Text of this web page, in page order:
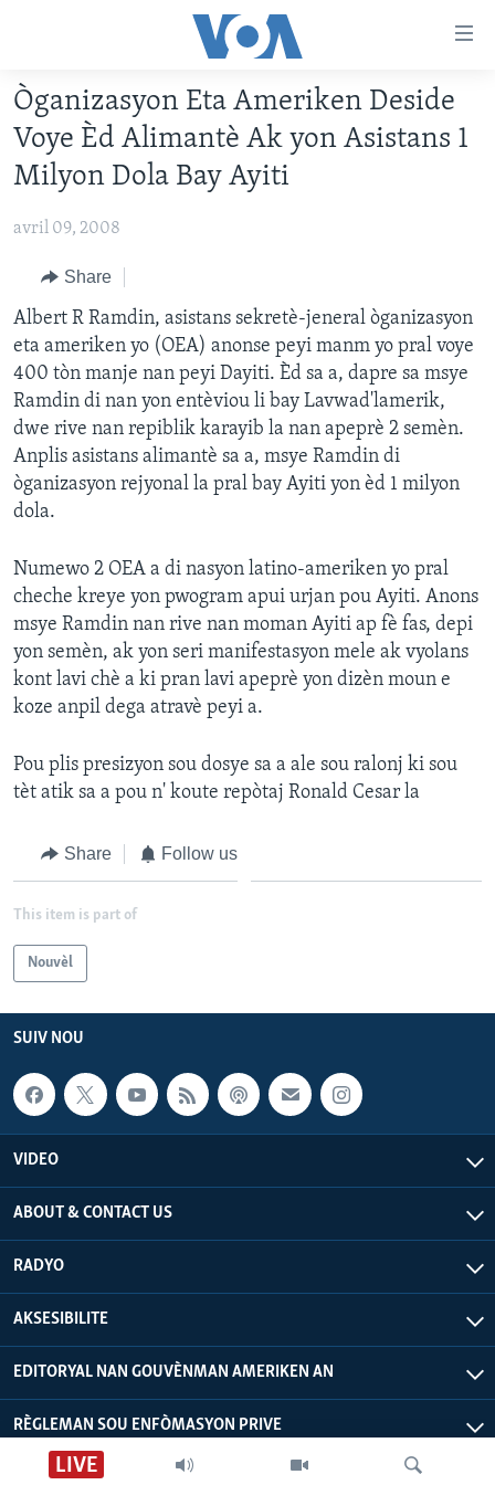
Skip
main
content
to
Navigation
Skip
Search
AYITI
LÈZETAZINI
AMERIK LATIN
ENTÈNASYONAL
VIDEO
FLASHPOINT IKRÈN
Learning English
SUIV NOU
LIVE
Òganizasyon Eta Ameriken Deside
Voye Èd Alimantè Ak yon Asistans 1
Milyon Dola Bay Ayiti
avril 09, 2008
Share
Albert R Ramdin, asistans sekretè-jeneral òganizasyon
eta ameriken yo (OEA) anonse peyi manm yo pral voye
400 tòn manje nan peyi Dayiti. Èd sa a, dapre sa msye
Ramdin di nan yon entèviou li bay Lavwad'lamerik,
dwe rive nan repiblik karayib la nan apeprè 2 semèn.
Anplis asistans alimantè sa a, msye Ramdin di
òganizasyon rejyonal la pral bay Ayiti yon èd 1 milyon
dola.
Numewo 2 OEA a di nasyon latino-ameriken yo pral
cheche kreye yon pwogram apui urjan pou Ayiti. Anons
msye Ramdin nan rive nan moman Ayiti ap fè fas, depi
yon semèn, ak yon seri manifestasyon mele ak vyolans
kont lavi chè a ki pran lavi apeprè yon dizèn moun e
koze anpil dega atravè peyi a.
Pou plis presizyon sou dosye sa a ale sou ralonj ki sou
tèt atik sa a pou n' koute repòtaj Ronald Cesar la
Share Follow us
This item is part of
Nouvèl
SUIV NOU
VIDEO
ABOUT & CONTACT US
RADYO
AKSESIBILITE
EDITORYAL NAN GOUVÈNMAN AMERIKEN AN
RÈGLEMAN SOU ENFÒMASYON PRIVE